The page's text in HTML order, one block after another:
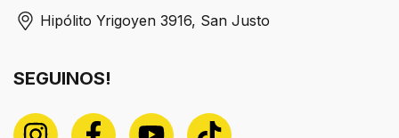
Hipólito Yrigoyen 3916, San Justo
SEGUINOS!